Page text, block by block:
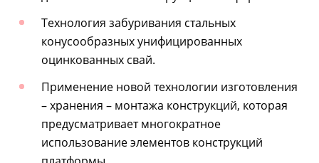
Технология забуривания стальных
конусообразных унифицированных
оцинкованных свай.
Применение новой технологии изготовления
– хранения – монтажа конструкций, которая
предусматривает многократное
использование элементов конструкций